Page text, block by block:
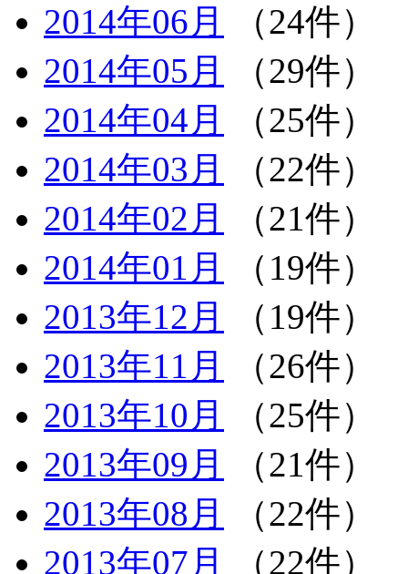
2014年06月
（24件）
2014年05月
（29件）
2014年04月
（25件）
2014年03月
（22件）
2014年02月
（21件）
2014年01月
（19件）
2013年12月
（19件）
2013年11月
（26件）
2013年10月
（25件）
2013年09月
（21件）
2013年08月
（22件）
2013年07月
（22件）